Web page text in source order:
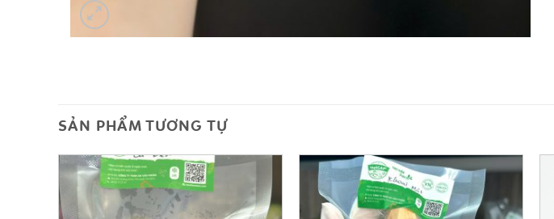
SẢN PHẨM TƯƠNG TỰ